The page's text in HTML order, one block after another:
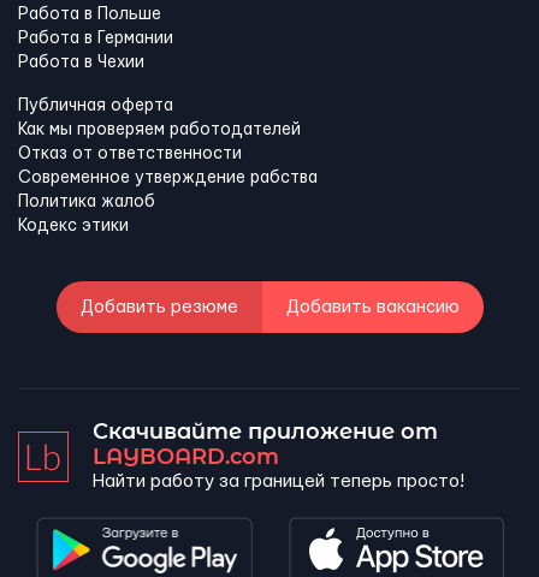
Работа в Польше
Работа в Германии
Работа в Чехии
Публичная оферта
Как мы проверяем работодателей
Отказ от ответственности
Современное утверждение рабства
Политика жалоб
Кодекс этики
Добавить резюме Добавить вакансию
Скачивайте приложение от
LAYBOARD.com
Найти работу за границей теперь просто!